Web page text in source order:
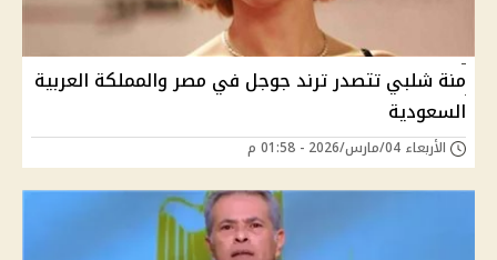
منة شلبي تتصدر ترند جوجل في مصر والمملكة العربية
السعودية
الأربعاء 04/مارس/2026 - 01:58 م